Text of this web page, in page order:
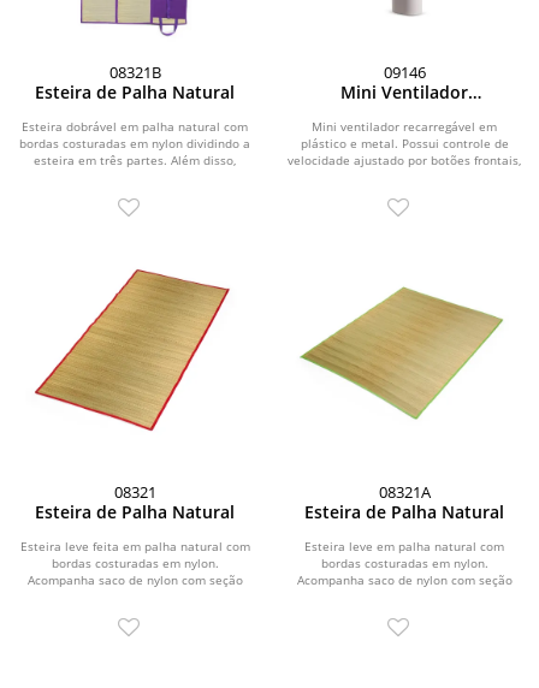
08321B
Esteira de Palha Natural
Esteira dobrável em palha natural com
bordas costuradas em nylon dividindo a
esteira em três partes. Além disso,
09146
Mini Ventilador
Mini ventilador recarregável em
plástico e metal. Possui controle de
velocidade ajustado por botões frontais,
08321
Esteira de Palha Natural
Esteira leve feita em palha natural com
bordas costuradas em nylon.
Acompanha saco de nylon com seção
08321A
Esteira de Palha Natural
Esteira leve em palha natural com
bordas costuradas em nylon.
Acompanha saco de nylon com seção